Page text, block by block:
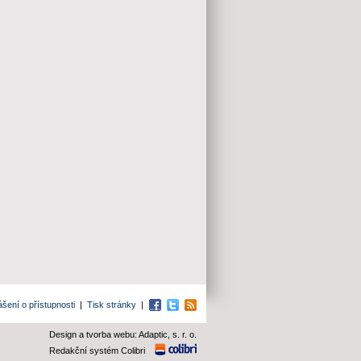
o přístupnosti | Tisk stránky | Facebook
TwitterRSS
Design a tvorba webu: Adaptic, s. r. o.
Redakční systém Colibri